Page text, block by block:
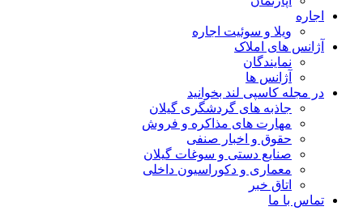
اجاره
ویلا و سوئیت اجاره
آژانس های املاک
نمایندگان
آژانس ها
در مجله کاسپی لند بخوانید
جاذبه های گردشگری گیلان
مهارت های مذاکره و فروش
حقوق و اخبار صنفی
صنایع دستی و سوغات گیلان
معماری و دکوراسیون داخلی
اتاق خبر
تماس با ما